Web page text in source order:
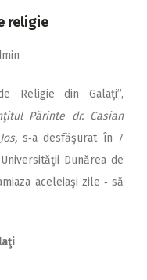
religie
Religie din Galaţi”,
Pă­rin­te dr. Casian
s‑a desfăşurat în 7
Dunărea de
aceleiaşi zile ‑ să